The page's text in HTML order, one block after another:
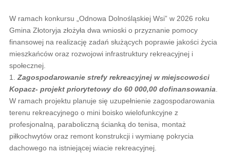
W ramach konkursu „Odnowa Dolnośląskiej Wsi” w 2026 roku
Gmina Złotoryja złożyła dwa wnioski o przyznanie pomocy
finansowej na realizację zadań służących poprawie jakości życia
mieszkańców oraz rozwojowi infrastruktury rekreacyjnej i
społecznej.
1.Zagospodarowanie strefy rekreacyjnej w miejscowości
Kopacz- projekt priorytetowy do 60 000,00 dofinansowania.
W ramach projektu planuje się uzupełnienie zagospodarowania
terenu rekreacyjnego o mini boisko wielofunkcyjne z
profesjonalną, paraboliczną ścianką do tenisa, montaż
piłkochwytów oraz remont konstrukcji i wymianę pokrycia
dachowego na istniejącej wiacie rekreacyjnej.